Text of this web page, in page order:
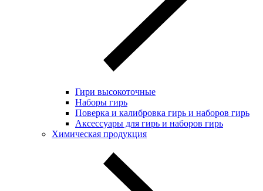
Гири высокоточные
Наборы гирь
Поверка и калибровка гирь и наборов гирь
Аксессуары для гирь и наборов гирь
Химическая продукция